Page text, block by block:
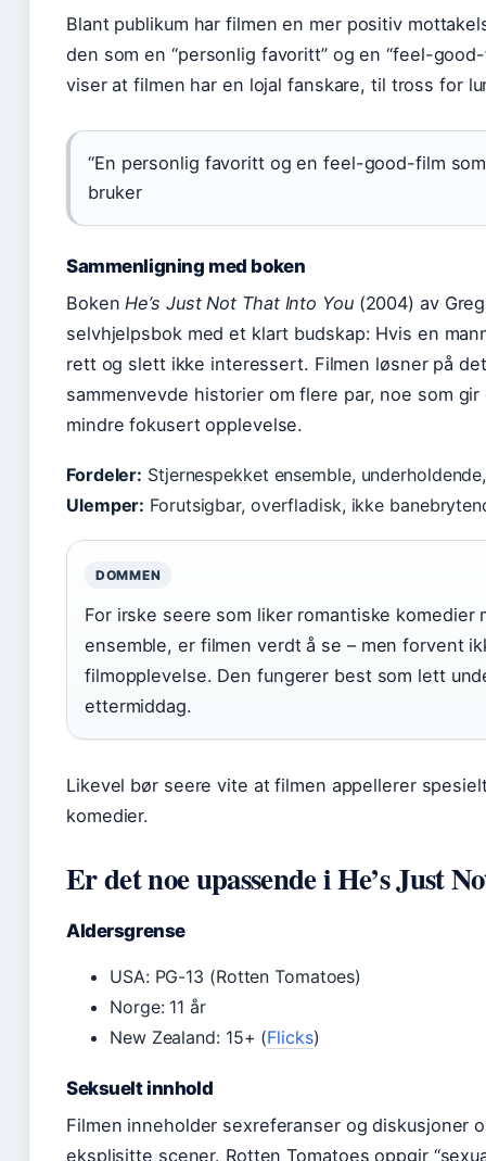
Blant publikum har filmen en mer positiv
den som en “personlig favoritt” og en “feel-
viser at filmen har en lojal fanskare, til tross for
“En personlig favoritt og en feel-good-film
bruker
Sammenligning med boken
BokenHe’s Just Not That Into You(2004) av
selvhjelpsbok med et klart budskap: Hvis en
rett og slett ikke interessert. Filmen løsner på
sammenvevde historier om flere par, noe som
mindre fokusert opplevelse.
Fordeler: Stjernespekket ensemble,
Ulemper: Forutsigbar, overfladisk, ikke
DOMMEN
For irske seere som liker romantiske komedier
ensemble, er filmen verdt å se – men forvent
filmopplevelse. Den fungerer best som lett
ettermiddag.
Likevel bør seere vite at filmen appellerer
komedier.
Er det noe upassende i He’s Just
Aldersgrense
USA: PG-13 (Rotten Tomatoes)
Norge: 11 år
New Zealand: 15+ (Flicks)
Seksuelt innhold
Filmen inneholder sexreferanser og diskusjoner
eksplisitte scener. Rotten Tomatoes oppgir